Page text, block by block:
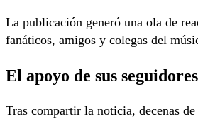
La publicación generó una ola de
fanáticos, amigos y colegas del
El apoyo de sus seguidores
Tras compartir la noticia, decenas